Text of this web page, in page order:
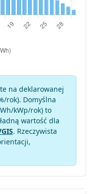
na deklarowanej
rok). Domyślna
kWp/rok) to
wartość dla
. Rzeczywista